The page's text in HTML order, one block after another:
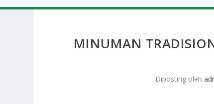
MINUMAN
Diposting oleh